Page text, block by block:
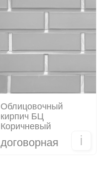
Облицовочный
кирпич БЦ
Коричневый
договорная i